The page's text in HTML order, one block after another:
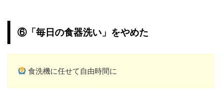
⑥「毎日の食器洗い」をやめた
食洗機に任せて自由時間に